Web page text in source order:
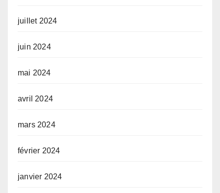
juillet 2024
juin 2024
mai 2024
avril 2024
mars 2024
février 2024
janvier 2024